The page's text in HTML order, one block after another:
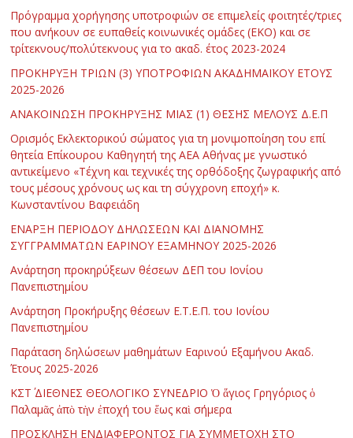
Πρόγραμμα χορήγησης υποτροφιών σε επιμελείς φοιτητές/τριες
που ανήκουν σε ευπαθείς κοινωνικές ομάδες (ΕΚΟ) και σε
τρίτεκνους/πολύτεκνους για το ακαδ. έτος 2023-2024
ΠΡΟΚΗΡΥΞΗ ΤΡΙΩΝ (3) ΥΠΟΤΡΟΦΙΩΝ ΑΚΑΔΗΜΑΪΚΟΥ ΕΤΟΥΣ
2025-2026
ΑΝΑΚΟΙΝΩΣΗ ΠΡΟΚΗΡΥΞΗΣ ΜΙΑΣ (1) ΘΕΣΗΣ ΜΕΛΟΥΣ Δ.Ε.Π
Ορισμός Εκλεκτορικού σώματος για τη μονιμοποίηση του επί
θητεία Επίκουρου Καθηγητή της ΑΕΑ Αθήνας με γνωστικό
αντικείμενο «Τέχνη και τεχνικές της ορθόδοξης ζωγραφικής από
τους μέσους χρόνους ως και τη σύγχρονη εποχή» κ.
Κωνσταντίνου Βαφειάδη
ΕΝΑΡΞΗ ΠΕΡΙΟΔΟΥ ΔΗΛΩΣΕΩΝ ΚΑΙ ΔΙΑΝΟΜΗΣ
ΣΥΓΓΡΑΜΜΑΤΩΝ ΕΑΡΙΝΟΥ ΕΞΑΜΗΝΟΥ 2025-2026
Ανάρτηση προκηρύξεων θέσεων ΔΕΠ του Ιονίου
Πανεπιστημίου
Ανάρτηση Προκήρυξης θέσεων Ε.Τ.Ε.Π. του Ιονίου
Πανεπιστημίου
Παράταση δηλώσεων μαθημάτων Εαρινού Εξαμήνου Ακαδ.
Έτους 2025-2026
ΚΣΤ΄ ΔΙΕΘΝΕΣ ΘΕΟΛΟΓΙΚΟ ΣΥΝΕΔΡΙΟ Ὁ ἅγιος Γρηγόριος ὁ
Παλαμᾶς ἀπὸ τὴν ἐποχή του ἕως καὶ σήμερα
ΠΡΟΣΚΛΗΣΗ ΕΝΔΙΑΦΕΡΟΝΤΟΣ ΓΙΑ ΣΥΜΜΕΤΟΧΗ ΣΤΟ